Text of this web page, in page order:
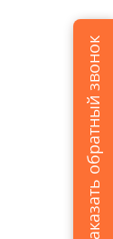
Заказать обратный звонок